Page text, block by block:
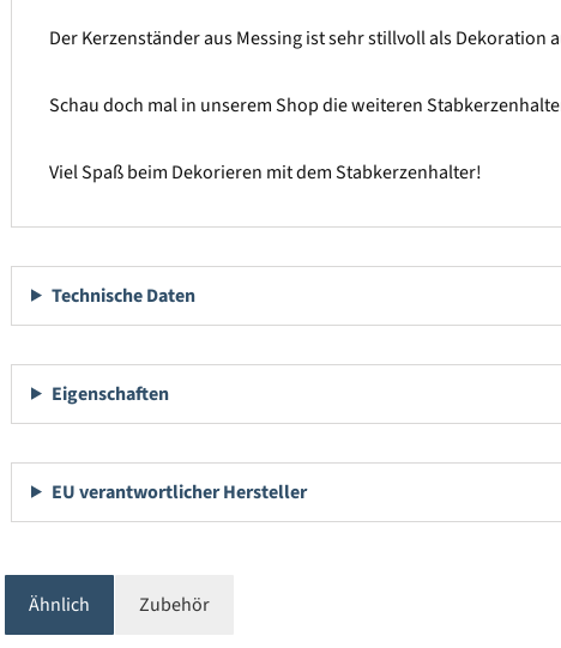
Der Kerzenständer aus Messing ist sehr stillvoll als
Schau doch mal in unserem Shop die weiteren
Viel Spaß beim Dekorieren mit dem Stabkerzenhalter!
Technische Daten
Eigenschaften
EU verantwortlicher Hersteller
Ähnlich Zubehör